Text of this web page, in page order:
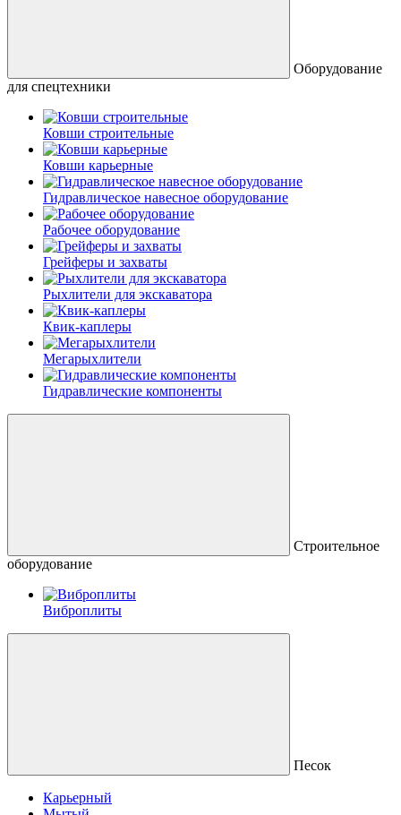
Оборудование
для спецтехники
Ковши строительные
Ковши карьерные
Гидравлическое навесное оборудование
Рабочее оборудование
Грейферы и захваты
Рыхлители для экскаватора
Квик-каплеры
Мегарыхлители
Гидравлические компоненты
Строительное
оборудование
Виброплиты
Песок
Карьерный